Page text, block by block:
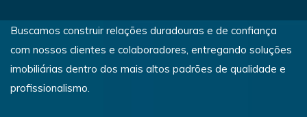
Buscamos construir relações duradouras e de confiança
com nossos clientes e colaboradores, entregando soluções
imobiliárias dentro dos mais altos padrões de qualidade e
profissionalismo.